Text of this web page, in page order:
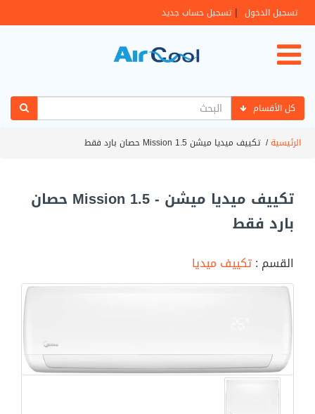
تسجيل الدخول | تسجيل حساب جديد
كل الأقسام
الرئيسية/تكييف ميديا ميشن Mission 1.5 حصان بارد فقط
تكييف ميديا ميشن - Mission 1.5 حصان
بارد فقط
القسم :تكييف ميديا